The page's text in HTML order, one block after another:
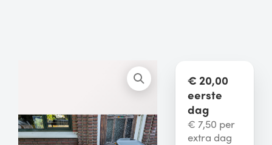
€ 20,00
eerste
dag
€ 7,50 per
extra dag